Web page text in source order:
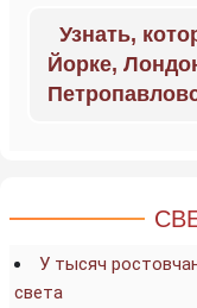
Узнать,
Йорке,
У тысяч
света